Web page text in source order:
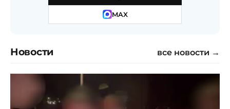
MAX
Новости все новости →